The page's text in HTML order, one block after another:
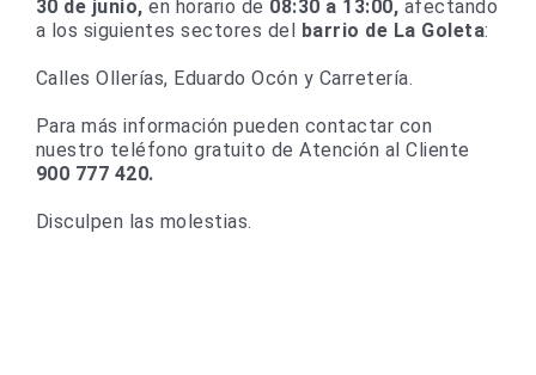
30 de junio, en horario de 08:30 a 13:00, afectando
a los siguientes sectores del barrio de La Goleta:
Calles Ollerías, Eduardo Ocón y Carretería.
Para más información pueden contactar con
nuestro teléfono gratuito de Atención al Cliente
900 777 420.
Disculpen las molestias.